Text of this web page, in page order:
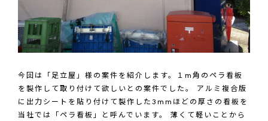
今回は「足立屋」様の案件を紹介します。１m角のペラ看板
を製作して取り付けて欲しいとの案件でした。 アルミ複合版
に出力シートを貼り付けて製作した3mmほどの厚さの看板を
当社では「ペラ看板」と呼んでいます。 薄くて軽いことから